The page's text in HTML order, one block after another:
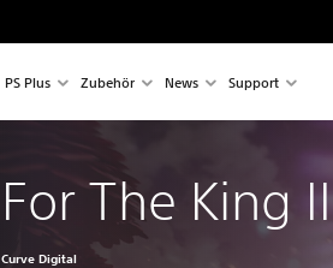
PS Plus Zubehör News Support
For The King II
Curve Digital